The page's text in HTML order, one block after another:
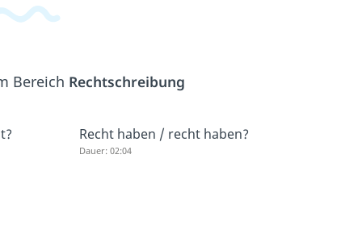
Bereich Rechtschreibung
Recht haben / recht haben?
Dauer: 02:04